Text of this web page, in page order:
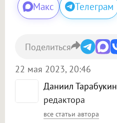
Макс Телеграм
Даниил Тарабукин
редактора
все статьи автора
22 мая 2023, 20:46
Поделиться